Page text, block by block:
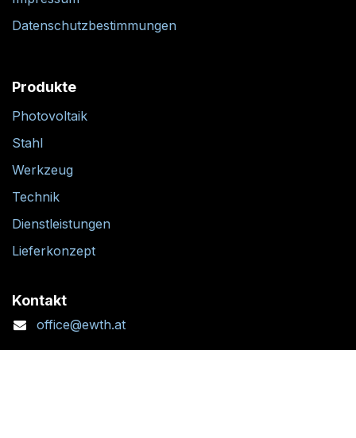
Datenschutzbestimmungen
Produkte
Photovoltaik
Stahl
Werkzeug
Technik
Dienstleistungen
Lieferkonzept
Kontakt
office@ewth.at